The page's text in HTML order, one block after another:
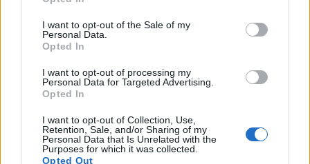
use your data for below specified purposes in below Google
consent section.
I want to opt-out of the Sale of my
Personal Data.
Opted In
I want to opt-out of processing my
Personal Data for Targeted Advertising.
Opted In
I want to opt-out of Collection, Use,
Retention, Sale, and/or Sharing of my
Personal Data that Is Unrelated with the
Purposes for which it was collected.
Opted Out